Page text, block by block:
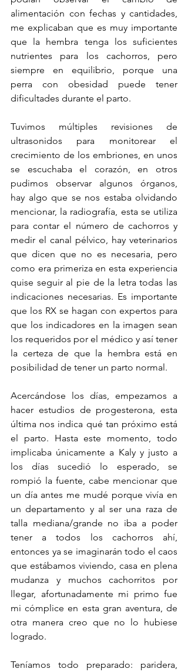
alimentación con fechas y cantidades,
me explicaban que es muy importante
que la hembra tenga los suficientes
nutrientes para los cachorros, pero
siempre en equilibrio, porque una
perra con obesidad puede tener
dificultades durante el parto.
Tuvimos múltiples revisiones de
ultrasonidos para monitorear el
crecimiento de los embriones, en unos
se escuchaba el corazón, en otros
pudimos observar algunos órganos,
hay algo que se nos estaba olvidando
mencionar, la radiografía, esta se utiliza
para contar el número de cachorros y
medir el canal pélvico, hay veterinarios
que dicen que no es necesaria, pero
como era primeriza en esta experiencia
quise seguir al pie de la letra todas las
indicaciones necesarias. Es importante
que los RX se hagan con expertos para
que los indicadores en la imagen sean
los requeridos por el médico y así tener
la certeza de que la hembra está en
posibilidad de tener un parto normal.
Acercándose los días, empezamos a
hacer estudios de progesterona, esta
última nos indica qué tan próximo está
el parto. Hasta este momento, todo
implicaba únicamente a Kaly y justo a
los días sucedió lo esperado, se
rompió la fuente, cabe mencionar que
un día antes me mudé porque vivía en
un departamento y al ser una raza de
talla mediana/grande no iba a poder
tener a todos los cachorros ahí,
entonces ya se imaginarán todo el caos
que estábamos viviendo, casa en plena
mudanza y muchos cachorritos por
llegar, afortunadamente mi primo fue
mi cómplice en esta gran aventura, de
otra manera creo que no lo hubiese
logrado.
Teníamos todo preparado: paridera,